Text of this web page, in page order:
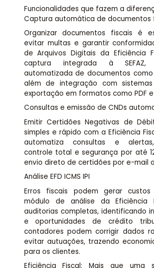
Funcionalidades que fazem a
Captura automática de documentos
Organizar documentos fiscais é
evitar multas e garantir
de Arquivos Digitais da Eficiência
captura integrada à SEFAZ,
automatizada de documentos
além de integração com
exportação em formatos como PDF e
Consultas e emissão de CNDs
Emitir Certidões Negativas de
simples e rápido com a Eficiência
automatiza consultas e
controle total e segurança por até
envio direto de certidões por e-mail
Análise EFD ICMS IPI
Erros fiscais podem gerar custos
módulo de análise da Eficiência
auditorias completas, identificando
e oportunidades de crédito
contadores podem corrigir dados
evitar autuações, trazendo
para os clientes.
Eficiência Fiscal: Mais que uma